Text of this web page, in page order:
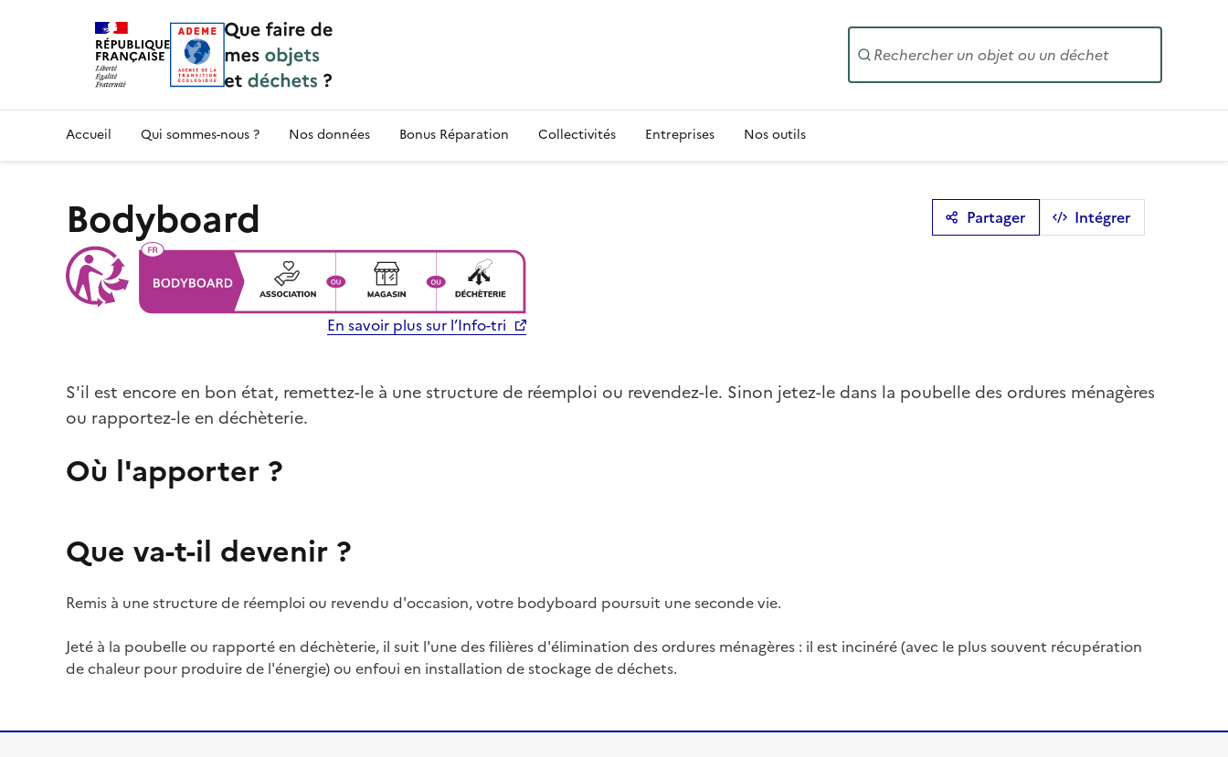
Accueil — Que Faire de mes objets & déchets Entrez
Accueil Qui sommes-nous ? Nos données Bonus Réparation Collectivités Entreprises Nos outils
Bodyboard
En savoir plus sur l’Info-tri
Partager Intégrer
S'il est encore en bon état, remettez-le à une structure de réemploi ou revendez-le. Sinon jetez-le dans la poubelle des ordures ménagères
ou rapportez-le en déchèterie.
Où l'apporter ?
Que va-t-il devenir ?
Remis à une structure de réemploi ou revendu d'occasion, votre bodyboard poursuit une seconde vie.
Jeté à la poubelle ou rapporté en déchèterie, il suit l'une des filières d'élimination des ordures ménagères : il est incinéré (avec le plus souvent récupération
de chaleur pour produire de l'énergie) ou enfoui en installation de stockage de déchets.